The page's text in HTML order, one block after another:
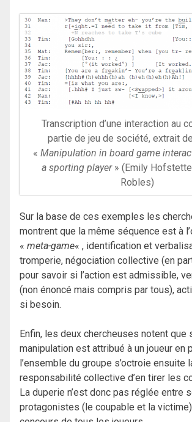
Transcription d’une interaction au
partie de jeu de société, extrait
« Manipulation in board game
a sporting player» (Emily
Robles)
Sur la base de ces exemples les
montrent que la même séquence est à
« meta-game« , identification et
tromperie, négociation collective (en
pour savoir si l’action est admissible,
(non énoncé mais compris par tous),
si besoin.
Enfin, les deux chercheuses notent que
manipulation est attribué à un joueur en
l’ensemble du groupe s’octroie ensuite
responsabilité collective d’en tirer les
La duperie n’est donc pas réglée entre
protagonistes (le coupable et la